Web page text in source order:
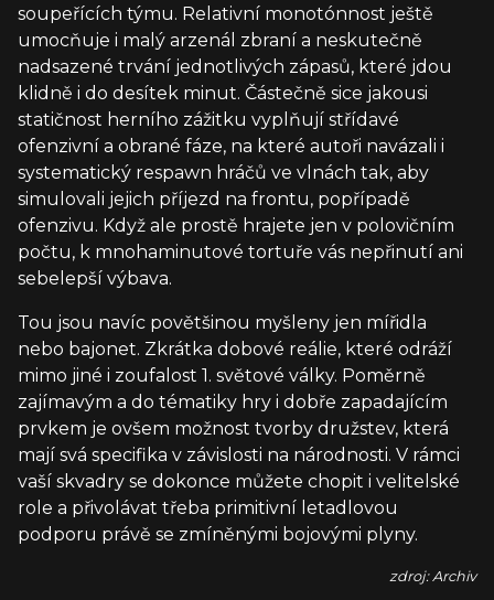
soupeřících týmu. Relativní monotónnost ještě
umocňuje i malý arzenál zbraní a neskutečně
nadsazené trvání jednotlivých zápasů, které jdou
klidně i do desítek minut. Částečně sice jakousi
statičnost herního zážitku vyplňují střídavé
ofenzivní a obrané fáze, na které autoři navázali i
systematický respawn hráčů ve vlnách tak, aby
simulovali jejich příjezd na frontu, popřípadě
ofenzivu. Když ale prostě hrajete jen v polovičním
počtu, k mnohaminutové tortuře vás nepřinutí ani
sebelepší výbava.
Tou jsou navíc povětšinou myšleny jen mířidla
nebo bajonet. Zkrátka dobové reálie, které odráží
mimo jiné i zoufalost 1. světové války. Poměrně
zajímavým a do tématiky hry i dobře zapadajícím
prvkem je ovšem možnost tvorby družstev, která
mají svá specifika v závislosti na národnosti. V rámci
vaší skvadry se dokonce můžete chopit i velitelské
role a přivolávat třeba primitivní letadlovou
podporu právě se zmíněnými bojovými plyny.
zdroj: Archiv